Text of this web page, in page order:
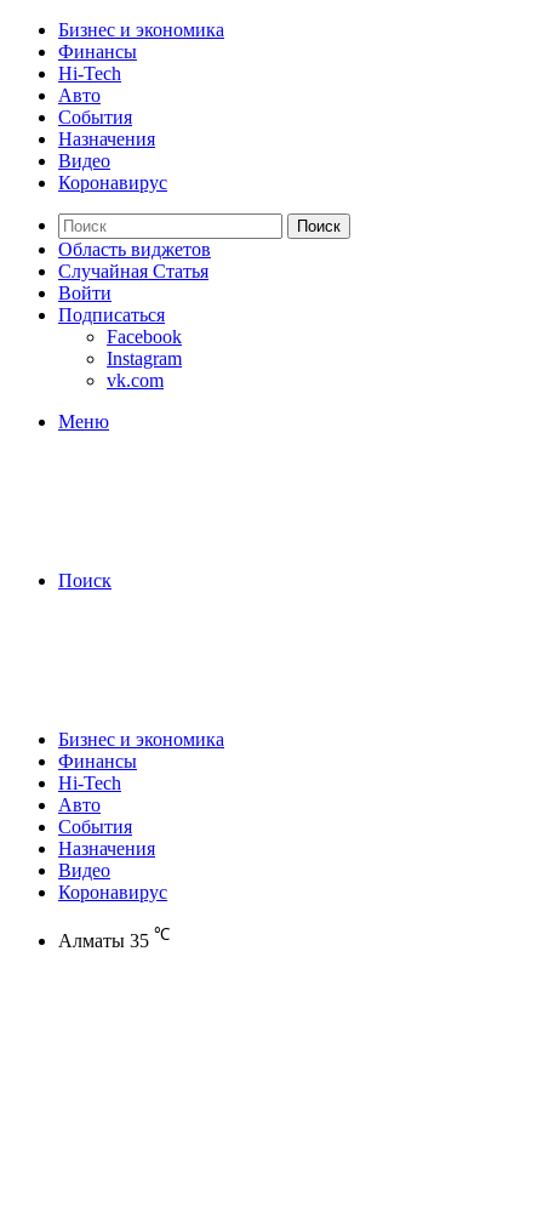
Бизнес и экономика
Финансы
Hi-Tech
Авто
События
Назначения
Видео
Коронавирус
Поиск
Область виджетов
Случайная Статья
Войти
Подписаться
Facebook
Instagram
vk.com
Меню
Поиск
Бизнес и экономика
Финансы
Hi-Tech
Авто
События
Назначения
Видео
Коронавирус
Алматы 35 ℃